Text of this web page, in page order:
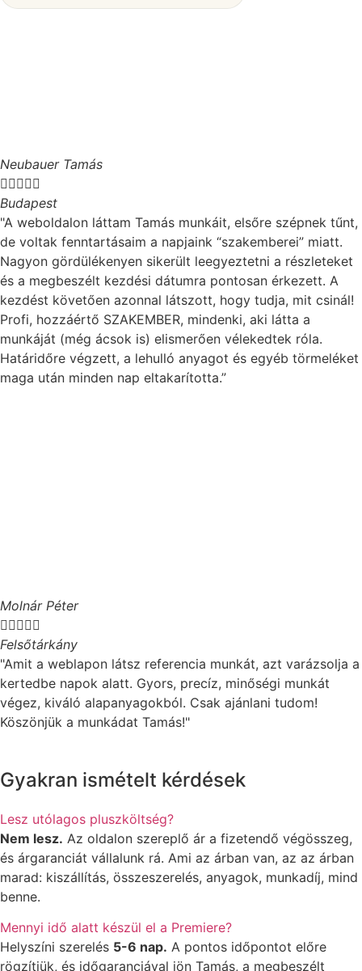
Neubauer Tamás

Budapest
"A weboldalon láttam Tamás munkáit, elsőre szépnek tűnt,
de voltak fenntartásaim a napjaink “szakemberei” miatt.
Nagyon gördülékenyen sikerült leegyeztetni a részleteket
és a megbeszélt kezdési dátumra pontosan érkezett. A
kezdést követően azonnal látszott, hogy tudja, mit csinál!
Profi, hozzáértő SZAKEMBER, mindenki, aki látta a
munkáját (még ácsok is) elismerően vélekedtek róla.
Határidőre végzett, a lehulló anyagot és egyéb törmeléket
maga után minden nap eltakarította.”
Molnár Péter

Felsőtárkány
"Amit a weblapon látsz referencia munkát, azt varázsolja a
kertedbe napok alatt. Gyors, precíz, minőségi munkát
végez, kiváló alapanyagokból. Csak ajánlani tudom!
Köszönjük a munkádat Tamás!"
Gyakran ismételt kérdések
Lesz utólagos pluszköltség?
Nem lesz. Az oldalon szereplő ár a fizetendő végösszeg,
és árgaranciát vállalunk rá. Ami az árban van, az az árban
marad: kiszállítás, összeszerelés, anyagok, munkadíj, mind
benne.
Mennyi idő alatt készül el a Premiere?
Helyszíni szerelés 5-6 nap. A pontos időpontot előre
rögzítjük, és időgaranciával jön Tamás, a megbeszélt